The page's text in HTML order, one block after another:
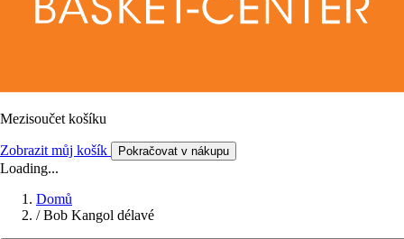
Mezisoučet košíku
Zobrazit můj košík Pokračovat v nákupu
Loading...
Domů
/ Bob Kangol délavé